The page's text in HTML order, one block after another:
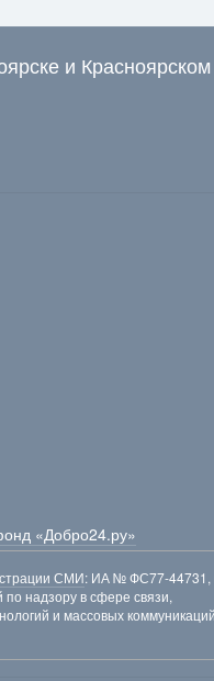
и
«Добро24.ру»
СМИ: ИА № ФС77-44731,
надзору в сфере связи,
и массовых коммуникаций